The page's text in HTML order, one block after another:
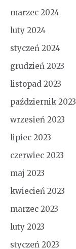
marzec 2024
luty 2024
styczeń 2024
grudzień 2023
listopad 2023
październik 2023
wrzesień 2023
lipiec 2023
czerwiec 2023
maj 2023
kwiecień 2023
marzec 2023
luty 2023
styczeń 2023